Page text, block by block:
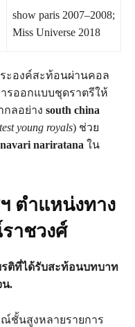
show paris 2007–2008;
Miss Universe 2018
ะองค์สะท้อนผ่านคอล
การออกแบบชุดราตรีให้
กลอย่าง south china
young royals) ช่วย
nariratana ใน
ตำแหน่งทาง
าชวงศ์
รติที่ได้รับสะท้อนบทบาท
น.
ชั้นสูงหลายรายการ